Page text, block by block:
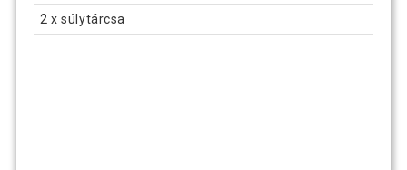
2 x súlytárcsa